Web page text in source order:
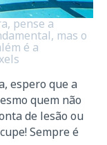
pense a
mas o
é a
espero que a
quem não
de lesão ou
Sempre é